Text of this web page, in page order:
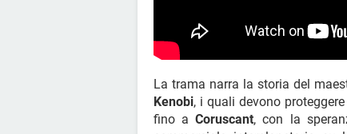
La trama narra la storia del
Kenobi, i quali devono
fino aCoruscant, con la